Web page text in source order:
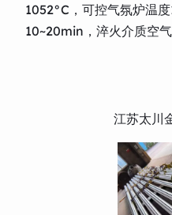
1052°C，可控气氛炉温
10~20min，淬火介质空
江苏太川